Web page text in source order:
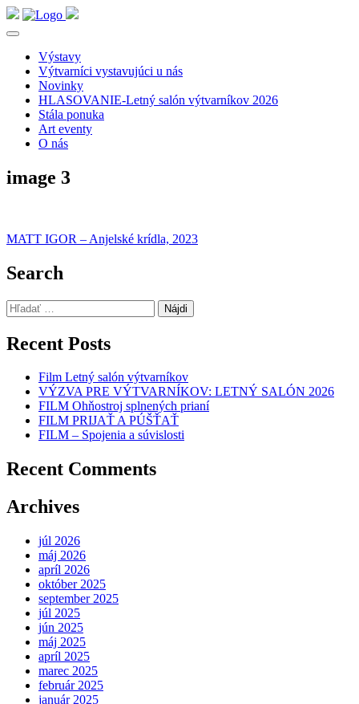
Výstavy
Výtvarníci vystavujúci u nás
Novinky
HLASOVANIE-Letný salón výtvarníkov 2026
Stála ponuka
Art eventy
O nás
image 3
Navigácia
v
článku
MATT IGOR – Anjelské krídla, 2023
Search
Hľadať:
Recent Posts
Film Letný salón výtvarníkov
VÝZVA PRE VÝTVARNÍKOV: LETNÝ SALÓN 2026
FILM Ohňostroj splnených prianí
FILM PRIJAŤ A PÚŠŤAŤ
FILM – Spojenia a súvislosti
Recent Comments
Archives
júl 2026
máj 2026
apríl 2026
október 2025
september 2025
júl 2025
jún 2025
máj 2025
apríl 2025
marec 2025
február 2025
január 2025